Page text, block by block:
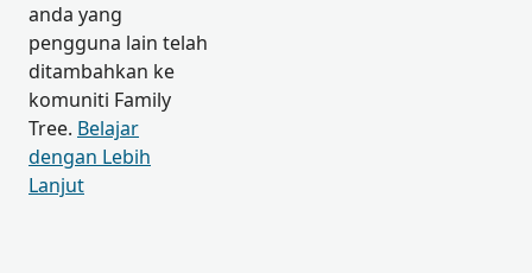
anda yang
pengguna lain telah
ditambahkan ke
komuniti Family
Tree. Belajar
dengan Lebih
Lanjut